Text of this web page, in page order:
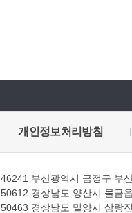
개인정보처리방침
46241 부산광역시 금정구 부
50612 경상남도 양산시 물금
50463 경상남도 밀양시 삼랑